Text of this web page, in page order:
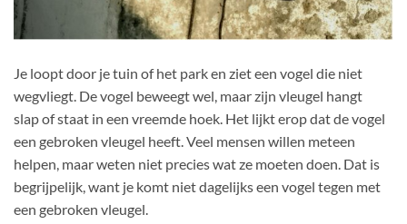
Je loopt door je tuin of het park en ziet een vogel die niet
wegvliegt. De vogel beweegt wel, maar zijn vleugel hangt
slap of staat in een vreemde hoek. Het lijkt erop dat de vogel
een gebroken vleugel heeft. Veel mensen willen meteen
helpen, maar weten niet precies wat ze moeten doen. Dat is
begrijpelijk, want je komt niet dagelijks een vogel tegen met
een gebroken vleugel.